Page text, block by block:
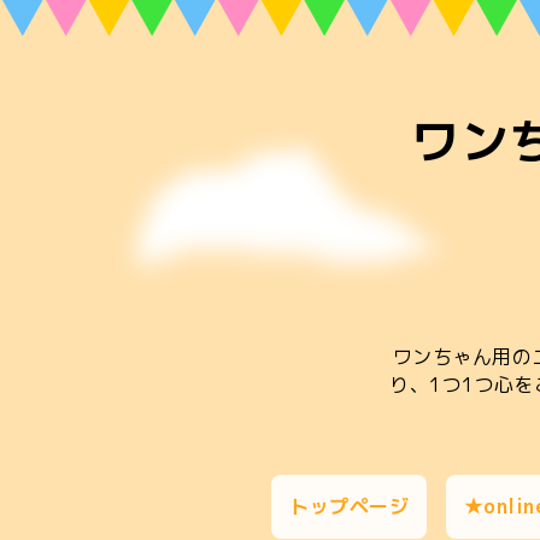
ワン
ワンちゃん用
り、1つ1つ心
トップページ